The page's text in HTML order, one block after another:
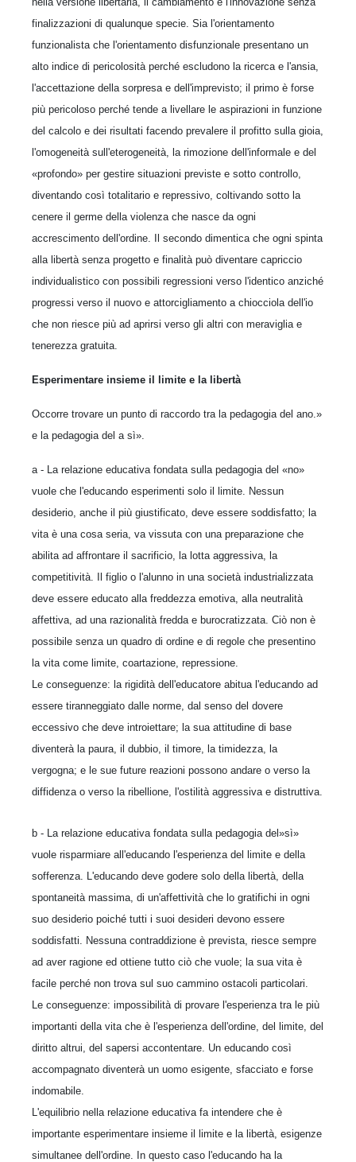
finalizzazioni di qualunque specie. Sia l'orientamento
funzionalista che l'orientamento disfunzionale presentano un
alto indice di pericolosità perché escludono la ricerca e l'ansia,
l'accettazione della sorpresa e dell'imprevisto; il primo è forse
più pericoloso perché tende a livellare le aspirazioni in funzione
del calcolo e dei risultati facendo prevalere il profitto sulla gioia,
l'omogeneità sull'eterogeneità, la rimozione dell'informale e del
«profondo» per gestire situazioni previste e sotto controllo,
diventando così totalitario e repressivo, coltivando sotto la
cenere il germe della violenza che nasce da ogni
accrescimento dell'ordine. Il secondo dimentica che ogni spinta
alla libertà senza progetto e finalità può diventare capriccio
individualistico con possibili regressioni verso l'identico anziché
progressi verso il nuovo e attorcigliamento a chiocciola dell'io
che non riesce più ad aprirsi verso gli altri con meraviglia e
tenerezza gratuita.
Esperimentare insieme il limite e la libertà
Occorre trovare un punto di raccordo tra la pedagogia del ano.»
e la pedagogia del a sì».
a - La relazione educativa fondata sulla pedagogia del «no»
vuole che l'educando esperimenti solo il limite. Nessun
desiderio, anche il più giustificato, deve essere soddisfatto; la
vita è una cosa seria, va vissuta con una preparazione che
abilita ad affrontare il sacrificio, la lotta aggressiva, la
competitività. Il figlio o l'alunno in una società industrializzata
deve essere educato alla freddezza emotiva, alla neutralità
affettiva, ad una razionalità fredda e burocratizzata. Ciò non è
possibile senza un quadro di ordine e di regole che presentino
la vita come limite, coartazione, repressione.
Le conseguenze: la rigidità dell'educatore abitua l'educando ad
essere tiranneggiato dalle norme, dal senso del dovere
eccessivo che deve introiettare; la sua attitudine di base
diventerà la paura, il dubbio, il timore, la timidezza, la
vergogna; e le sue future reazioni possono andare o verso la
diffidenza o verso la ribellione, l'ostilità aggressiva e distruttiva.
b - La relazione educativa fondata sulla pedagogia del»sì»
vuole risparmiare all'educando l'esperienza del limite e della
sofferenza. L'educando deve godere solo della libertà, della
spontaneità massima, di un'affettività che lo gratifichi in ogni
suo desiderio poiché tutti i suoi desideri devono essere
soddisfatti. Nessuna contraddizione è prevista, riesce sempre
ad aver ragione ed ottiene tutto ciò che vuole; la sua vita è
facile perché non trova sul suo cammino ostacoli particolari.
Le conseguenze: impossibilità di provare l'esperienza tra le più
importanti della vita che è l'esperienza dell'ordine, del limite, del
diritto altrui, del sapersi accontentare. Un educando così
accompagnato diventerà un uomo esigente, sfacciato e forse
indomabile.
L'equilibrio nella relazione educativa fa intendere che è
importante esperimentare insieme il limite e la libertà, esigenze
simultanee dell'ordine. In questo caso l'educando ha la